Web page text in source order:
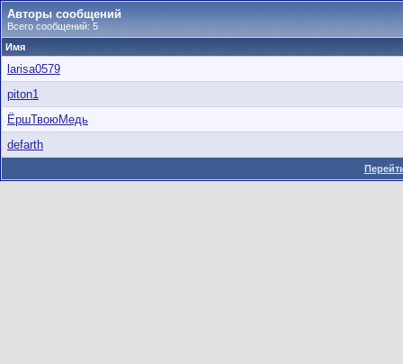
Авторы сообщений
Всего сообщений: 5
Имя
larisa0579
piton1
ЁршТвоюМедь
defarth